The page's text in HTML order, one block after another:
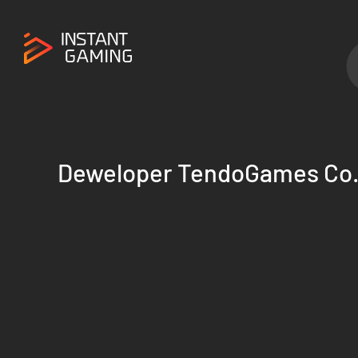
Deweloper TendoGames